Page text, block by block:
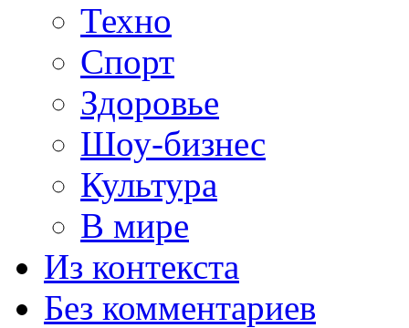
Техно
Спорт
Здоровье
Шоу-бизнес
Культура
В мире
Из контекста
Без комментариев